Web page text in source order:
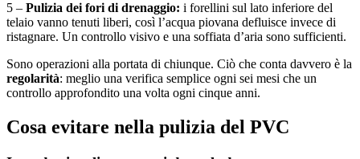
5 – Pulizia dei fori di drenaggio: i forellini sul lato inferiore del
telaio vanno tenuti liberi, così l’acqua piovana defluisce invece di
ristagnare. Un controllo visivo e una soffiata d’aria sono sufficienti.
Sono operazioni alla portata di chiunque. Ciò che conta davvero è la
regolarità: meglio una verifica semplice ogni sei mesi che un
controllo approfondito una volta ogni cinque anni.
Cosa evitare nella pulizia del PVC